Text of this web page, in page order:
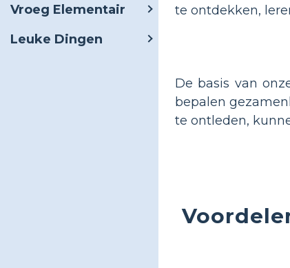
Vroeg Elementair
Leuke Dingen
te ontdekken,
De basis van
bepalen
te ontleden,